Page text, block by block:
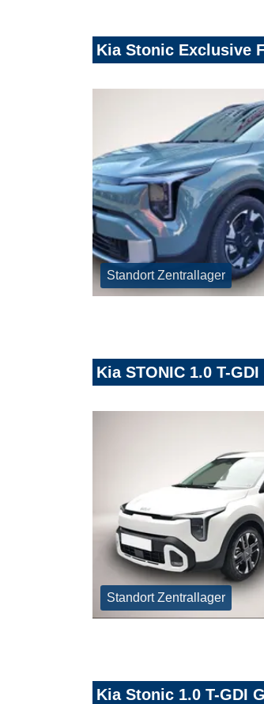
Kia Stonic Exclusive
Standort Zentrallager
Kia STONIC 1.0 T-
Standort Zentrallager
Kia Stonic 1.0 T-GDI